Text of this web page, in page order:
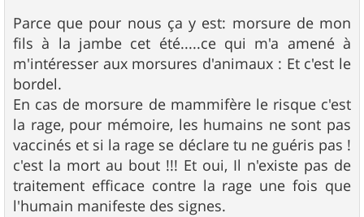
Parce que pour nous ça y est: morsure de mon
fils à la jambe cet été.....ce qui m'a amené à
m'intéresser aux morsures d'animaux : Et c'est le
bordel.
En cas de morsure de mammifère le risque c'est
la rage, pour mémoire, les humains ne sont pas
vaccinés et si la rage se déclare tu ne guéris pas !
c'est la mort au bout !!! Et oui, Il n'existe pas de
traitement efficace contre la rage une fois que
l'humain manifeste des signes.